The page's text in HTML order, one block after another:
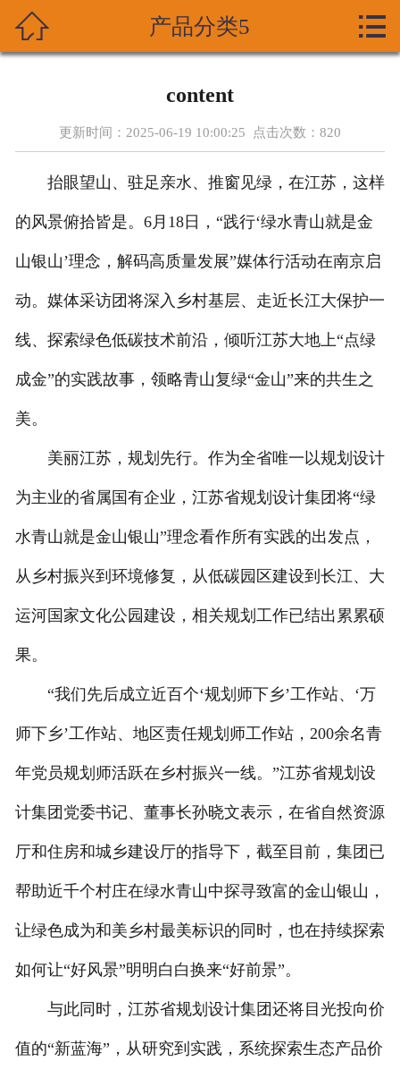
技术支持
资质荣誉
成功案列
在线留言
 产品分类5 
content
更新时间：2025-06-19 10:00:25 点击次数： 820
抬眼望山、驻足亲水、推窗见绿，在江苏，这样
的风景俯拾皆是。6月18日，“践行‘绿水青山就是金
山银山’理念，解码高质量发展”媒体行活动在南京启
动。媒体采访团将深入乡村基层、走近长江大保护一
线、探索绿色低碳技术前沿，倾听江苏大地上“点绿
成金”的实践故事，领略青山复绿“金山”来的共生之
美。
美丽江苏，规划先行。作为全省唯一以规划设计
为主业的省属国有企业，江苏省规划设计集团将“绿
水青山就是金山银山”理念看作所有实践的出发点，
从乡村振兴到环境修复，从低碳园区建设到长江、大
运河国家文化公园建设，相关规划工作已结出累累硕
果。
“我们先后成立近百个‘规划师下乡’工作站、‘万
师下乡’工作站、地区责任规划师工作站，200余名青
年党员规划师活跃在乡村振兴一线。”江苏省规划设
计集团党委书记、董事长孙晓文表示，在省自然资源
厅和住房和城乡建设厅的指导下，截至目前，集团已
帮助近千个村庄在绿水青山中探寻致富的金山银山，
让绿色成为和美乡村最美标识的同时，也在持续探索
如何让“好风景”明明白白换来“好前景”。
与此同时，江苏省规划设计集团还将目光投向价
值的“新蓝海”，从研究到实践，系统探索生态产品价